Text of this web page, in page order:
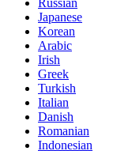
Japanese
Korean
Arabic
Irish
Greek
Turkish
Italian
Danish
Romanian
Indonesian